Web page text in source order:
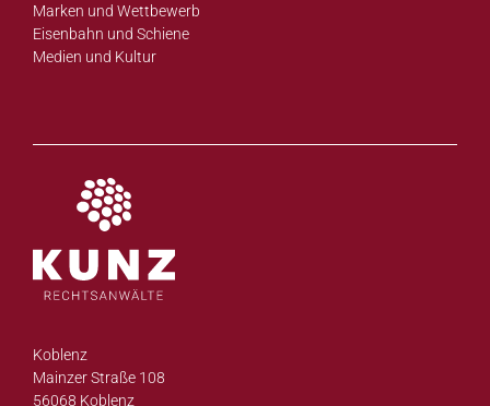
Marken und Wettbewerb
Eisenbahn und Schiene
Medien und Kultur
Koblenz
Mainzer Straße 108
56068 Koblenz